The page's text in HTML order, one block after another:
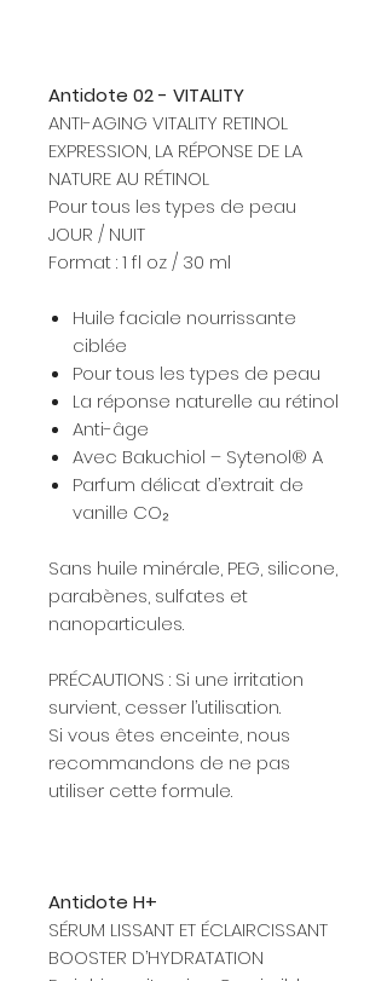
Antidote 02 - VITALITY
ANTI-AGING VITALITY RETINOL
EXPRESSION, LA RÉPONSE DE LA
NATURE AU RÉTINOL
Pour tous les types de peau
JOUR / NUIT
Format : 1 fl oz / 30 ml
Huile faciale nourrissante
ciblée
Pour tous les types de peau
La réponse naturelle au rétinol
Anti-âge
Avec Bakuchiol – Sytenol® A
Parfum délicat d’extrait de
vanille CO₂
Sans huile minérale, PEG, silicone,
parabènes, sulfates et
nanoparticules.
PRÉCAUTIONS : Si une irritation
survient, cesser l’utilisation.
Si vous êtes enceinte, nous
recommandons de ne pas
utiliser cette formule.
Antidote H+
SÉRUM LISSANT ET ÉCLAIRCISSANT
BOOSTER D’HYDRATATION